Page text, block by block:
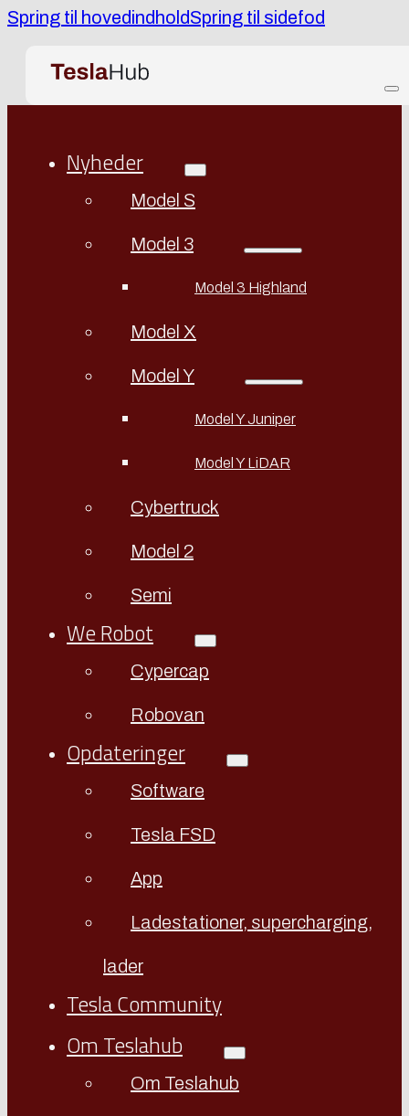
Spring til hovedindholdSpring til sidefod
Nyheder
Model S
Model 3
Model 3 Highland
Model X
Model Y
Model Y Juniper
Model Y LiDAR
Cybertruck
Model 2
Semi
We Robot
Cypercap
Robovan
Opdateringer
Software
Tesla FSD
App
Ladestationer, supercharging,
lader
Tesla Community
Om Teslahub
Om Teslahub